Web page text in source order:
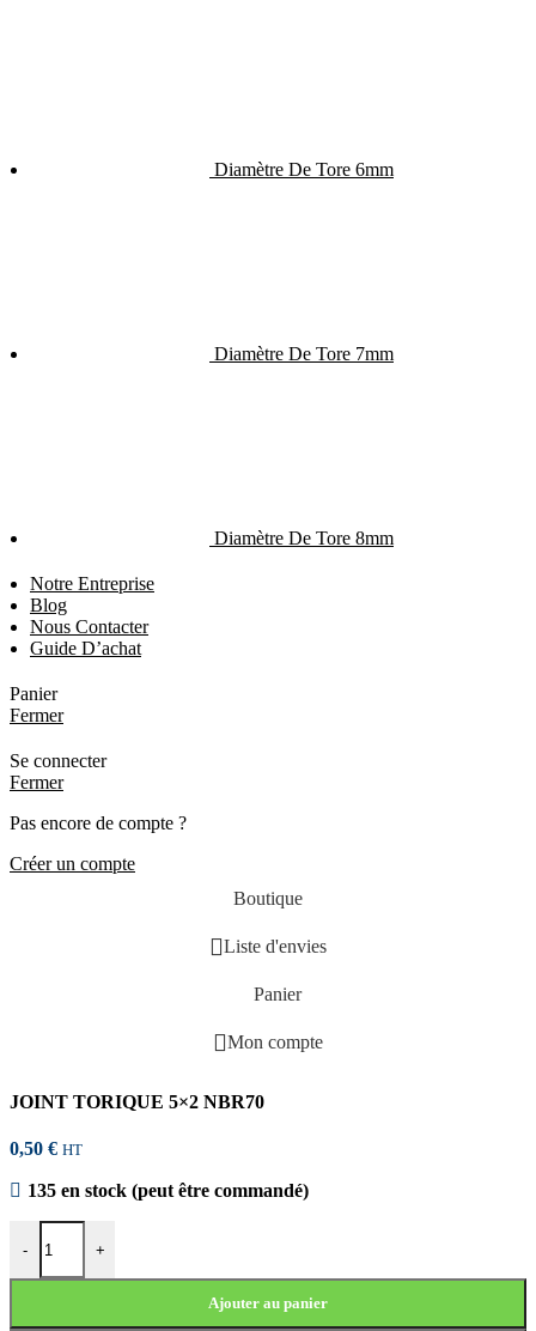
Diamètre De Tore 6mm
Diamètre De Tore 7mm
Diamètre De Tore 8mm
Notre Entreprise
Blog
Nous Contacter
Guide D’achat
Panier
Fermer
Se connecter
Fermer
Pas encore de compte ?
Créer un compte
Boutique
Liste d'envies
Panier
Mon compte
JOINT TORIQUE 5×2 NBR70
0,50 € HT
135 en stock (peut être commandé)
-
quantité de JOINT TORIQUE 5x2 NBR70
+
Ajouter au panier